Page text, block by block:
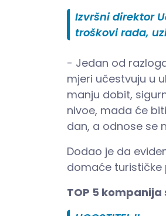
Izvršni direktor
troškovi rada,
- Jedan od
mjeri učestvuju u
manju dobit,
nivoe, mada će
dan, a odnose se
Dodao je da
domaće turističke
TOP 5